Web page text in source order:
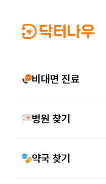
비대면 진료
병원 찾기
약국 찾기